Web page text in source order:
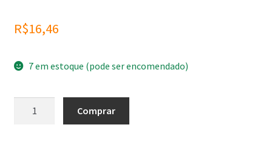
R$16,46
7 em estoque (pode ser encomendado)
Comprar